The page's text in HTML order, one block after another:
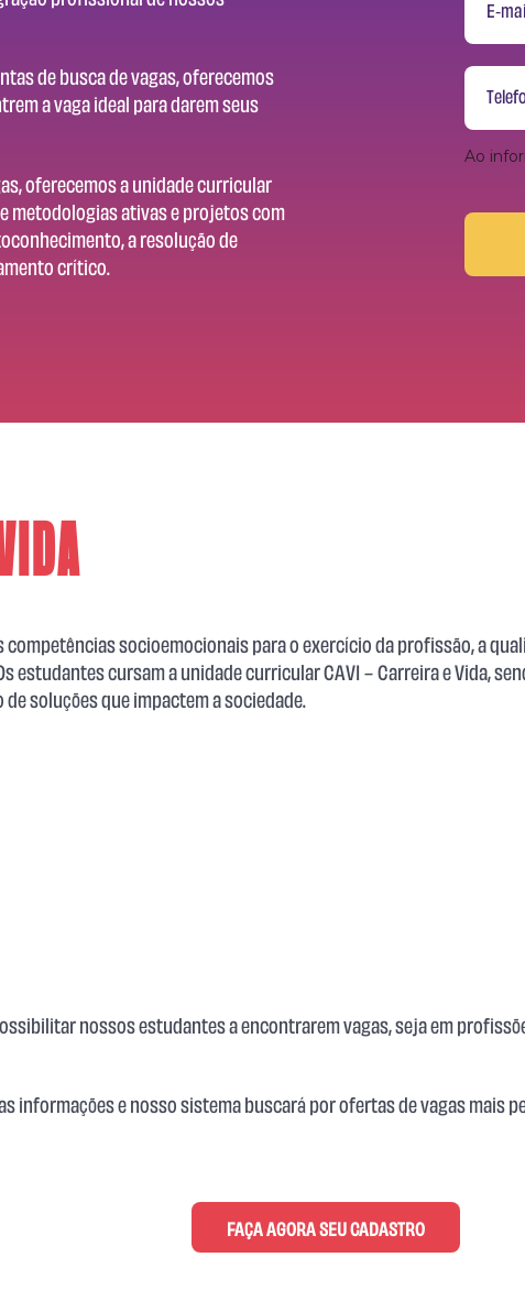
de busca de vagas, oferecemos
a vaga ideal para darem seus
oferecemos a unidade curricular
metodologias ativas e projetos com
a resolução de
crítico.
Ao
socioemocionais para o exercício da profissão, a
cursam a unidade curricular CAVI – Carreira e Vida,
soluções que impactem a sociedade.
nossos estudantes a encontrarem vagas, seja em
informações e nosso sistema buscará por ofertas de vagas mais
FAÇA AGORA SEU CADASTRO